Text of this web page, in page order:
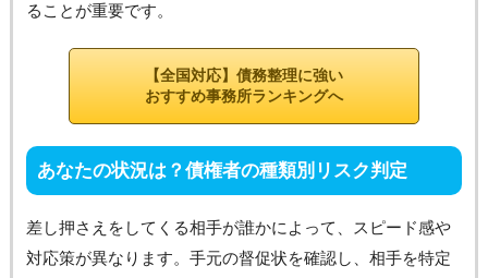
ることが重要です。
【全国対応】債務整理に強い
おすすめ事務所ランキングへ
あなたの状況は？債権者の種類別リスク判定
差し押さえをしてくる相手が誰かによって、スピード感や
対応策が異なります。手元の督促状を確認し、相手を特定